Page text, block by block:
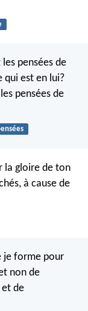
pensées de
qui est en lui?
pensées de
la gloire de ton
à cause de
je forme pour
non de
et de